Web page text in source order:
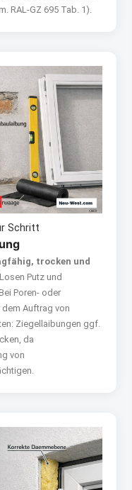
RAL-GZ 695 Tab. 1).
Schritt
trocken und
Putz und
Poren- oder
Auftrag von
Ziegellaibungen ggf.
da
von